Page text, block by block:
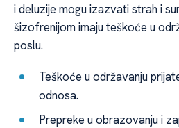
i deluzije mogu izazvati strah i
šizofrenijom imaju teškoće u
poslu.
Teškoće u održavanju
odnosa.
Prepreke u obrazovanju i